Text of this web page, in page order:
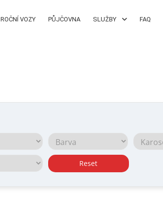
ROČNÍ VOZY PŮJČOVNA SLUŽBY FAQ
Reset